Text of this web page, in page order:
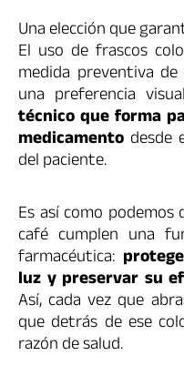
Una elección que
El uso de frascos
medida preventiva
una preferencia
técnico que forma
medicamento desde
del paciente.
Es así como
café cumplen una
farmacéutica:
luz y preservar su
Así, cada vez que
que detrás de ese
razón de salud.